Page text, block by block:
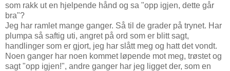
som rakk ut en hjelpende hånd og sa "opp igjen, dette går
bra"?
Jeg har ramlet mange ganger. Så til de grader på trynet. Har
plumpa så saftig uti, angret på ord som er blitt sagt,
handlinger som er gjort, jeg har slått meg og hatt det vondt.
Noen ganger har noen kommet løpende mot meg, trøstet og
sagt "opp igjen!", andre ganger har jeg ligget der, som en